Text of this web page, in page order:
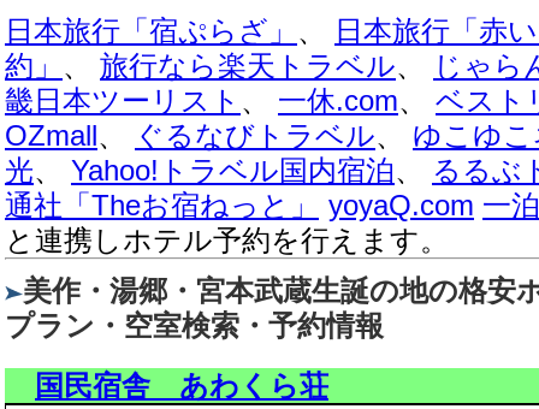
日本旅行「宿ぷらざ」 、
日本旅行「赤
約」 、 旅行なら楽天トラベル、
じゃら
畿日本ツーリスト 、 一休.com、 ベスト
OZmall、 ぐるなびトラベル、 ゆこゆ
光、 Yahoo!トラベル国内宿泊、
るるぶ
通社「Theお宿ねっと」
yoyaQ.com 一
と連携しホテル予約を行えます。
美作・湯郷・宮本武蔵生誕の地の格安
プラン・空室検索・予約情報
国民宿舎 あわくら荘